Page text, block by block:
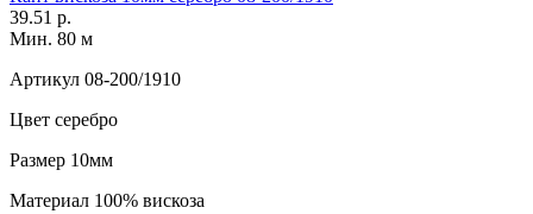
39.51 р.
Мин. 80 м
Артикул 08-200/1910
Цвет серебро
Размер 10мм
Материал 100% вискоза